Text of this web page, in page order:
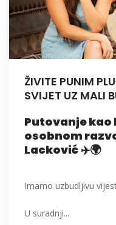
ŽIVITE PUNIM
SVIJET UZ MALI
Putovanje kao
osobnom
Lacković ✈️🌍
Imamo uzbudljivu
U suradnji...